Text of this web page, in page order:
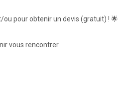
ou pour obtenir un devis (gratuit) ! 🌟
vous rencontrer.